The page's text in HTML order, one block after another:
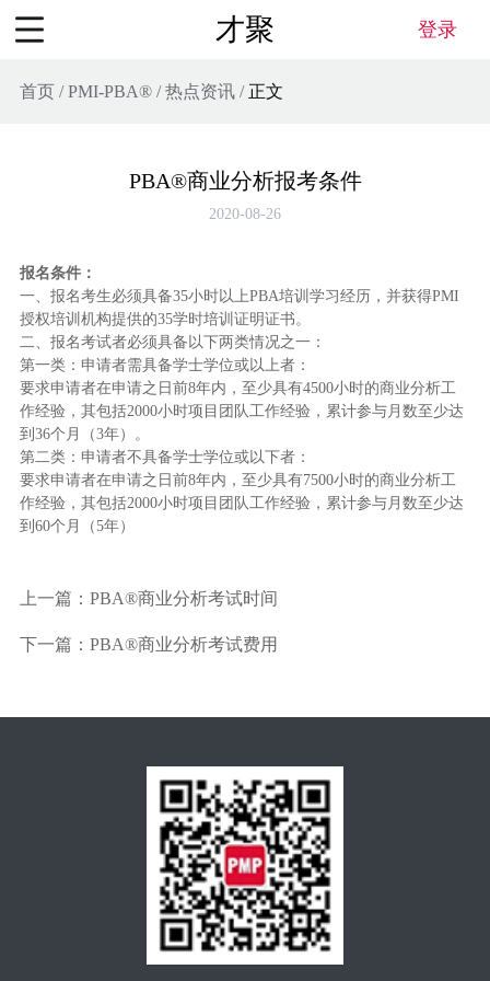
才聚 登录
首页 /PMI-PBA® /热点资讯 / 正文
PBA®商业分析报考条件
2020-08-26
报名条件：
一、报名考生必须具备35小时以上PBA培训学习经历，并获得PMI
授权培训机构提供的35学时培训证明证书。
二、报名考试者必须具备以下两类情况之一：
第一类：申请者需具备学士学位或以上者：
要求申请者在申请之日前8年内，至少具有4500小时的商业分析工
作经验，其包括2000小时项目团队工作经验，累计参与月数至少达
到36个月（3年）。
第二类：申请者不具备学士学位或以下者：
要求申请者在申请之日前8年内，至少具有7500小时的商业分析工
作经验，其包括2000小时项目团队工作经验，累计参与月数至少达
到60个月（5年）
上一篇：PBA®商业分析考试时间
下一篇：PBA®商业分析考试费用